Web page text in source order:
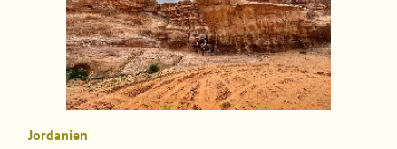
Jordanien